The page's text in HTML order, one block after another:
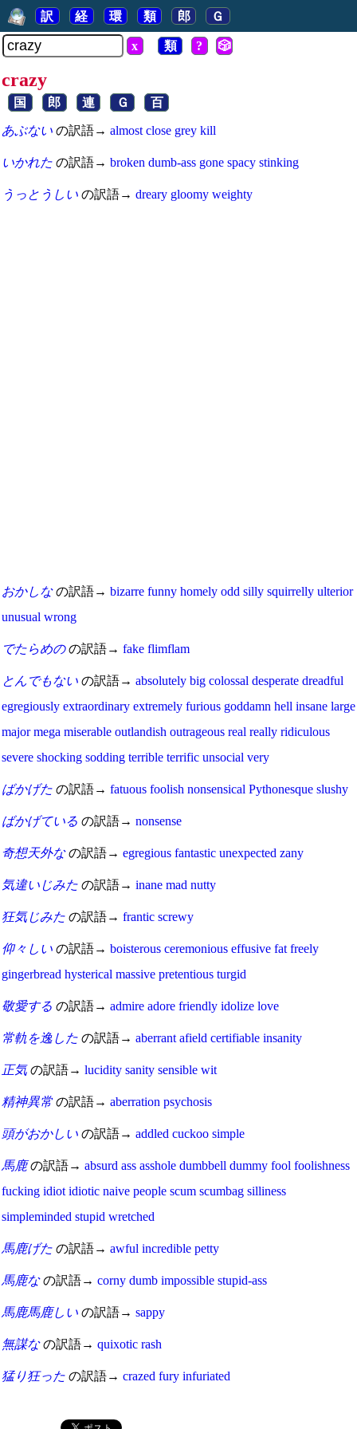
訳 経 環 類 郎 Ｇ
x 類 ? 🎲
crazy
国 郎 連 Ｇ 百
あぶない の訳語→ almost close grey kill
いかれた の訳語→ broken dumb-ass gone spacy stinking
うっとうしい の訳語→ dreary gloomy weighty
おかしなの訳語→ bizarre funny homely odd silly squirrelly ulterior
unusual wrong
でたらめのの訳語→ fake flimflam
とんでもない の訳語→ absolutely big colossal desperate dreadful
egregiously extraordinary extremely furious goddamn hell insane large
major mega miserable outlandish outrageous real really ridiculous
severe shocking sodding terrible terrific unsocial very
ばかげた の訳語→ fatuous foolish nonsensical Pythonesque slushy
ばかげている の訳語→ nonsense
奇想天外なの訳語→ egregious fantastic unexpected zany
気違いじみた の訳語→ inane mad nutty
狂気じみた の訳語→ frantic screwy
仰々しい の訳語→ boisterous ceremonious effusive fat freely
gingerbread hysterical massive pretentious turgid
敬愛する の訳語→ admire adore friendly idolize love
常軌を逸した の訳語→ aberrant afield certifiable insanity
正気の訳語→ lucidity sanity sensible wit
精神異常の訳語→ aberration psychosis
頭がおかしい の訳語→ addled cuckoo simple
馬鹿の訳語→ absurd ass asshole dumbbell dummy fool foolishness
fucking idiot idiotic naive people scum scumbag silliness
simpleminded stupid wretched
馬鹿げた の訳語→ awful incredible petty
馬鹿なの訳語→ corny dumb impossible stupid-ass
馬鹿馬鹿しい の訳語→ sappy
無謀なの訳語→ quixotic rash
猛り狂った の訳語→ crazed fury infuriated